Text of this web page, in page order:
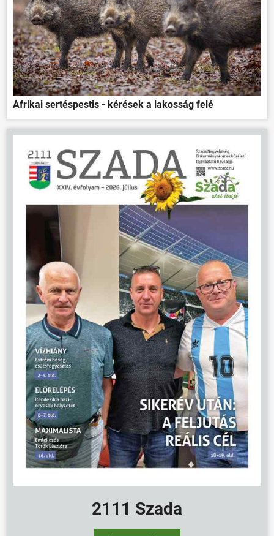
ÖNKORMÁNYZAT
ÜGYINTÉZÉS
KÖZÖSSÉG
HÍREK
VÁLASZTÁSOK
Afrikai sertéspestis - kérések a lakosság felé
2111 Szada